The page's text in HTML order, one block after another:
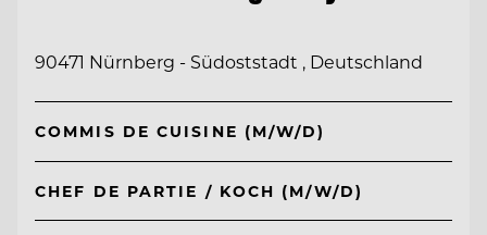
90471 Nürnberg - Südoststadt , Deutschland
COMMIS DE CUISINE (M/W/D)
CHEF DE PARTIE / KOCH (M/W/D)